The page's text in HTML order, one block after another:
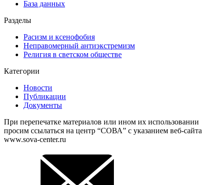
База данных
Разделы
Расизм и ксенофобия
Неправомерный антиэкстремизм
Религия в светском обществе
Категории
Новости
Публикации
Документы
При перепечатке материалов или ином их использовании
просим ссылаться на центр “СОВА” с указанием веб-сайта
www.sova-center.ru